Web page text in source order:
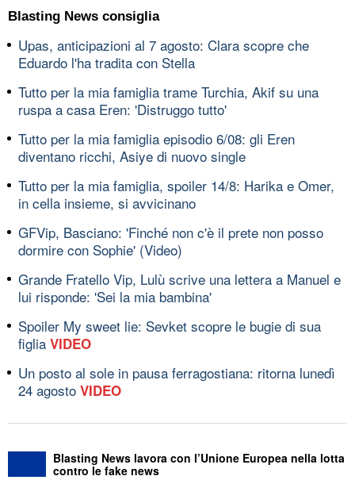
Blasting News consiglia
Upas, anticipazioni al 7 agosto: Clara scopre che
Eduardo l'ha tradita con Stella
Tutto per la mia famiglia trame Turchia, Akif su una
ruspa a casa Eren: 'Distruggo tutto'
Tutto per la mia famiglia episodio 6/08: gli Eren
diventano ricchi, Asiye di nuovo single
Tutto per la mia famiglia, spoiler 14/8: Harika e Omer,
in cella insieme, si avvicinano
GFVip, Basciano: 'Finché non c'è il prete non posso
dormire con Sophie' (Video)
Grande Fratello Vip, Lulù scrive una lettera a Manuel e
lui risponde: 'Sei la mia bambina'
Spoiler My sweet lie: Sevket scopre le bugie di sua
figlia VIDEO
Un posto al sole in pausa ferragostiana: ritorna lunedì
24 agosto VIDEO
Blasting News lavora con l’Unione Europea nella lotta
contro le fake news